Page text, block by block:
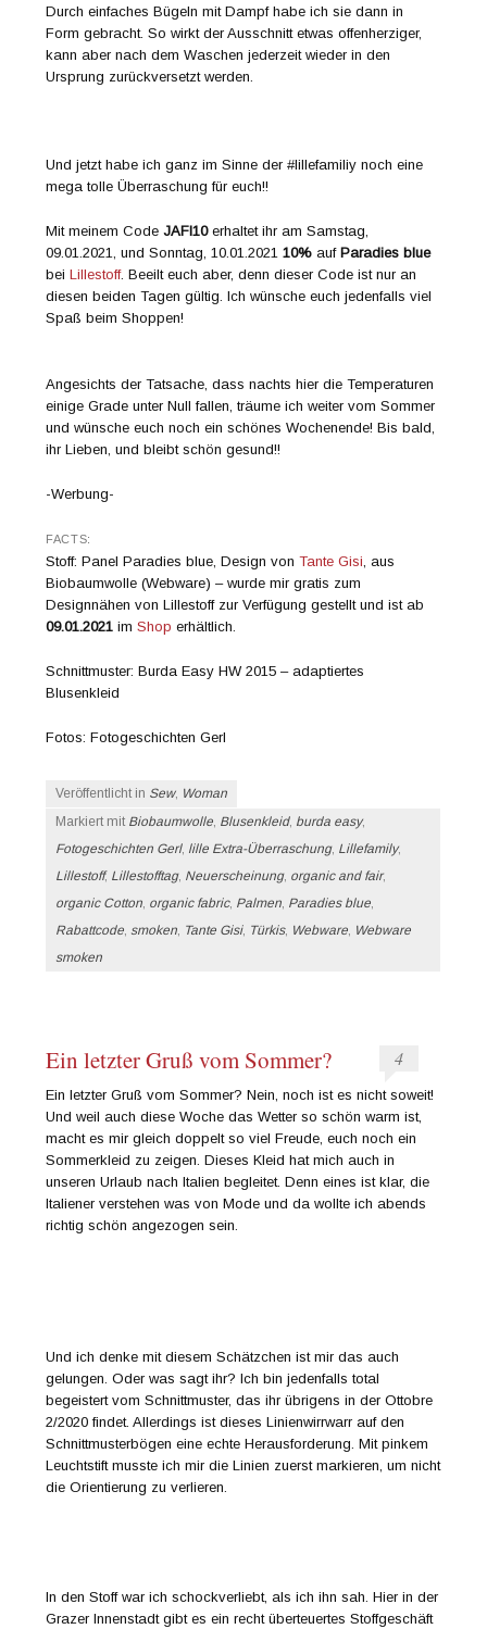
Durch einfaches Bügeln mit Dampf habe ich sie dann in
Form gebracht. So wirkt der Ausschnitt etwas offenherziger,
kann aber nach dem Waschen jederzeit wieder in den
Ursprung zurückversetzt werden.
Und jetzt habe ich ganz im Sinne der #lillefamiliy noch eine
mega tolle Überraschung für euch!!
Mit meinem CodeJAFI10erhaltet ihr am Samstag,
09.01.2021, und Sonntag, 10.01.202110%auf Paradies blue
beiLillestoff. Beeilt euch aber, denn dieser Code ist nur an
diesen beiden Tagen gültig. Ich wünsche euch jedenfalls viel
Spaß beim Shoppen!
Angesichts der Tatsache, dass nachts hier die Temperaturen
einige Grade unter Null fallen, träume ich weiter vom Sommer
und wünsche euch noch ein schönes Wochenende! Bis bald,
ihr Lieben, und bleibt schön gesund!!
-Werbung-
FACTS:
Stoff: Panel Paradies blue, Design vonTante Gisi, aus
Biobaumwolle (Webware) – wurde mir gratis zum
Designnähen von Lillestoff zur Verfügung gestellt und ist ab
09.01.2021 imShop erhältlich.
Schnittmuster: Burda Easy HW 2015 – adaptiertes
Blusenkleid
Fotos: Fotogeschichten Gerl
Veröffentlicht in Sew, Woman
Markiert mit Biobaumwolle Blusenkleid, burda easy,
Fotogeschichten Gerl, lille Extra-Überraschung, Lillefamily,
Lillestoff, Lillestofftag, Neuerscheinung, organic and fair,
organic Cotton organic fabric, Palmen Paradies blue
Rabattcode smoken Tante Gisi, Türkis, Webware Webware
smoken
Ein letzter Gruß vom Sommer? 4
Ein letzter Gruß vom Sommer? Nein, noch ist es nicht soweit!
Und weil auch diese Woche das Wetter so schön warm ist,
macht es mir gleich doppelt so viel Freude, euch noch ein
Sommerkleid zu zeigen. Dieses Kleid hat mich auch in
unseren Urlaub nach Italien begleitet. Denn eines ist klar, die
Italiener verstehen was von Mode und da wollte ich abends
richtig schön angezogen sein.
Und ich denke mit diesem Schätzchen ist mir das auch
gelungen. Oder was sagt ihr? Ich bin jedenfalls total
begeistert vom Schnittmuster, das ihr übrigens in der Ottobre
2/2020 findet. Allerdings ist dieses Linienwirrwarr auf den
Schnittmusterbögen eine echte Herausforderung. Mit pinkem
Leuchtstift musste ich mir die Linien zuerst markieren, um nicht
die Orientierung zu verlieren.
In den Stoff war ich schockverliebt, als ich ihn sah. Hier in der
Grazer Innenstadt gibt es ein recht überteuertes Stoffgeschäft